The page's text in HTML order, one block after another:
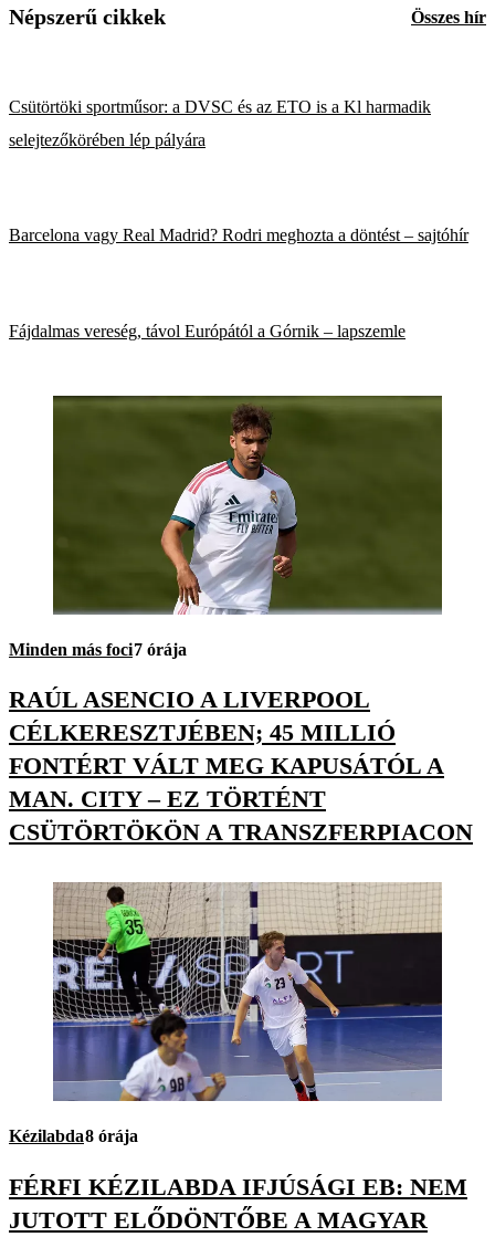
Népszerű cikkek Összes hír
Csütörtöki sportműsor: a DVSC és az ETO is a Kl harmadik
selejtezőkörében lép pályára
Barcelona vagy Real Madrid? Rodri meghozta a döntést – sajtóhír
Fájdalmas vereség, távol Európától a Górnik – lapszemle
Minden más foci7 órája
RAÚL ASENCIO A LIVERPOOL
CÉLKERESZTJÉBEN; 45 MILLIÓ
FONTÉRT VÁLT MEG KAPUSÁTÓL A
MAN. CITY – EZ TÖRTÉNT
CSÜTÖRTÖKÖN A TRANSZFERPIACON
Kézilabda8 órája
FÉRFI KÉZILABDA IFJÚSÁGI EB: NEM
JUTOTT ELŐDÖNTŐBE A MAGYAR